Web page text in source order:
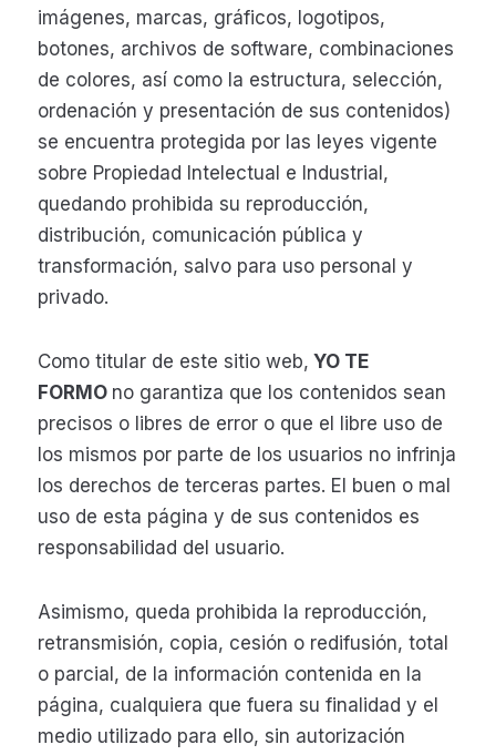
imágenes, marcas, gráficos, logotipos,
botones, archivos de software, combinaciones
de colores, así como la estructura, selección,
ordenación y presentación de sus contenidos)
se encuentra protegida por las leyes vigente
sobre Propiedad Intelectual e Industrial,
quedando prohibida su reproducción,
distribución, comunicación pública y
transformación, salvo para uso personal y
privado.
Como titular de este sitio web, YO TE
FORMO no garantiza que los contenidos sean
precisos o libres de error o que el libre uso de
los mismos por parte de los usuarios no infrinja
los derechos de terceras partes. El buen o mal
uso de esta página y de sus contenidos es
responsabilidad del usuario.
Asimismo, queda prohibida la reproducción,
retransmisión, copia, cesión o redifusión, total
o parcial, de la información contenida en la
página, cualquiera que fuera su finalidad y el
medio utilizado para ello, sin autorización